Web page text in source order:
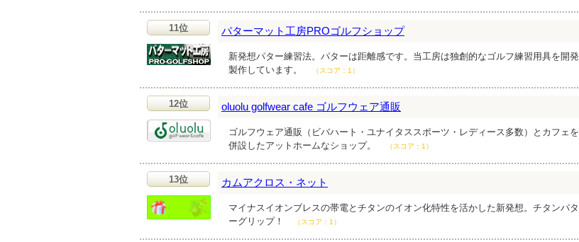
11位 パターマット工房PROゴルフショップ
新発想パター練習法。パターは距離感です。当工房は独創的なゴルフ練習用具を開発
製作しています。
（スコア：1）
12位 oluolu golfwear cafe ゴルフウェア通販
ゴルフウェア通販（ビバハート・ユナイタススポーツ・レディース多数）とカフェを
併設したアットホームなショップ。
（スコア：1）
13位 カムアクロス・ネット
マイナスイオンブレスの帯電とチタンのイオン化特性を活かした新発想。チタンパタ
ーグリップ！
（スコア：1）